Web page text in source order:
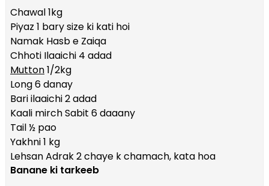
Chawal 1kg
Piyaz 1 bary size ki kati hoi
Namak Hasb e Zaiqa
Chhoti Ilaaichi 4 adad
Mutton1/2kg
Long 6 danay
Bari ilaaichi 2 adad
Kaali mirch Sabit 6 daaany
Tail ½ pao
Yakhni 1 kg
Lehsan Adrak 2 chaye k chamach, kata hoa
Banane ki tarkeeb